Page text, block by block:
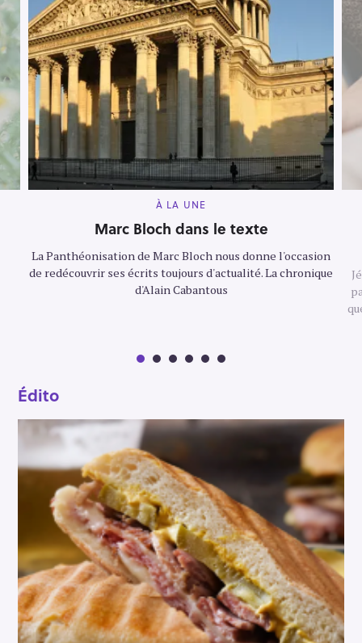
M
I
N
A
T
E
G
O
À LA UNE
Marc Bloch dans le texte
La Panthéonisation de Marc Bloch nous donne l'occasion
de redécouvrir ses écrits toujours d'actualité. La chronique
d'Alain Cabantous
Édito